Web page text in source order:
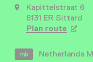
Kapittelstraat 6
6131 ER Sittard
Plan route
Netherlands